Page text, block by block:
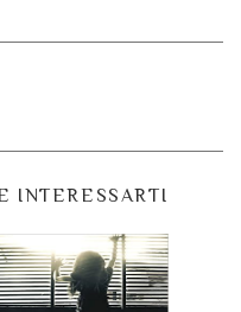
INTERESSARTI